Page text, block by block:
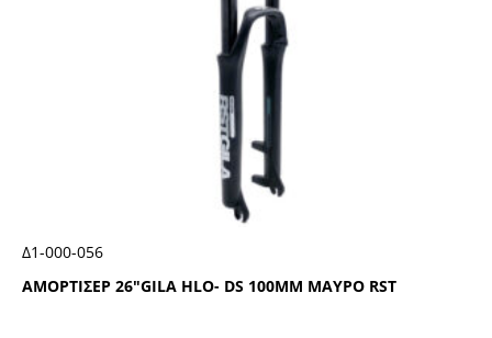
ΑΜΟΡΤΙΣΕΡ 26″GΙLΑ ΗLΟ- DS 100ΜΜ ΜΑΥΡΟ RSΤ
Δ1-000-056